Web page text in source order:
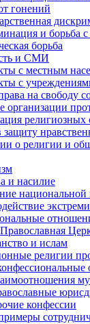
гонений
и борьба
борьба
и СМИ
с местным
с
на свободу
организации
о религии и
и насилие
и ислам
религии
конфессии